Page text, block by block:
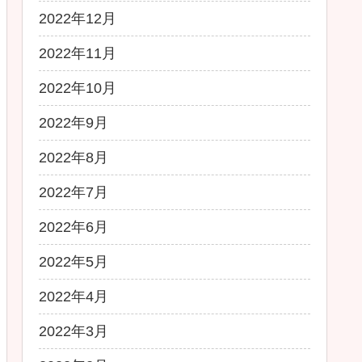
2022年12月
2022年11月
2022年10月
2022年9月
2022年8月
2022年7月
2022年6月
2022年5月
2022年4月
2022年3月